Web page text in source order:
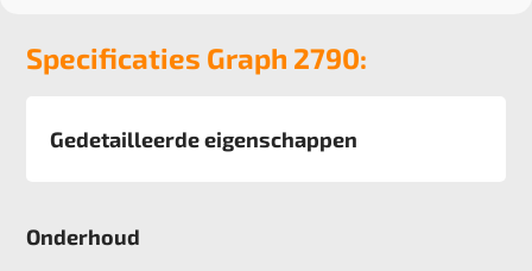
Specificaties Graph 2790:
Gedetailleerde eigenschappen
Pool
Onderhoud